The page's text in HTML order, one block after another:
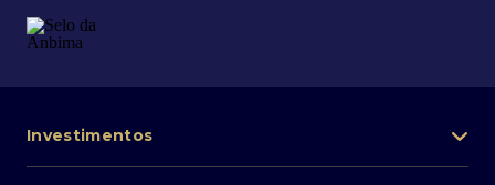
Investimentos